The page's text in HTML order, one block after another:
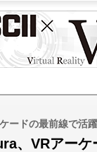
ードの最前線で活
、VRアーケ